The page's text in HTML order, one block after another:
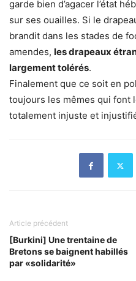
garde bien d’agacer l’état
sur ses ouailles. Si le
brandit dans les stades de
amendes, les drapeaux
largement tolérés.
Finalement que ce soit en
toujours les mêmes qui font
totalement injuste et
Article précédent
[Burkini] Une trentaine de
Bretons se baignent habillés
par «solidarité»